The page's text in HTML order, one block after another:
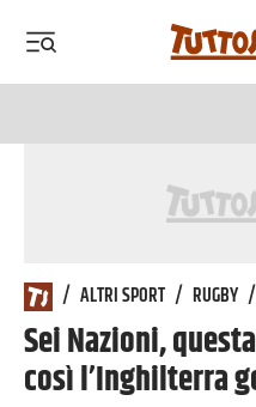
/ ALTRI SPORT/ RUGBY /
Sei Nazioni,
così l’Inghilterra